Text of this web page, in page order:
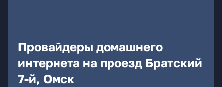
Провайдеры домашнего
интернета на проезд Братский
7-й, Омск